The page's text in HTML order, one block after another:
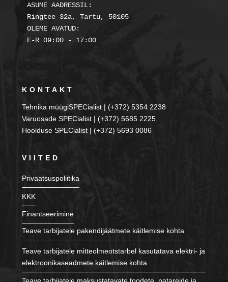
ASUME AADRESSIL:
Ringtee 32a, Tartu, 50105
OLEME AVATUD:
E-R 09:00 - 17:00
KONTAKT
Tehnika müügiSPECialist | (+372) 5354 2238
Varuosade SPECialist | (+372) 5685 2225
Hoolduse SPECialist | (+372) 5693 0086
VIITED
Privaatsuspoliitika
KKK
Finantseerimine
Teave tarbijatele pakendijäätmete käitlemise kohta
Teave tarbijatele mitteolmeotstarbel kasutatava elektri- ja
elektroonikaseadmete käitlemise kohta
Teave tarbijatele maksustatavate toodete, patareide ja